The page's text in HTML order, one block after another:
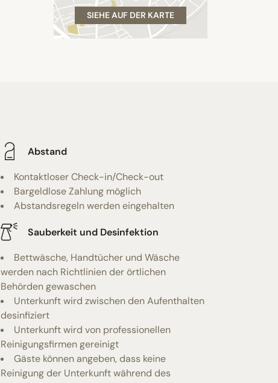
SIEHE AUF DER KARTE
Abstand
Kontaktloser Check-in/Check-out
Bargeldlose Zahlung möglich
Abstandsregeln werden eingehalten
Sauberkeit und Desinfektion
Bettwäsche, Handtücher und Wäsche
werden nach Richtlinien der örtlichen
Behörden gewaschen
Unterkunft wird zwischen den Aufenthalten
desinfiziert
Unterkunft wird von professionellen
Reinigungsfirmen gereinigt
Gäste können angeben, dass keine
Reinigung der Unterkunft während des